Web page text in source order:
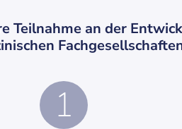
Teilnahme an der
1